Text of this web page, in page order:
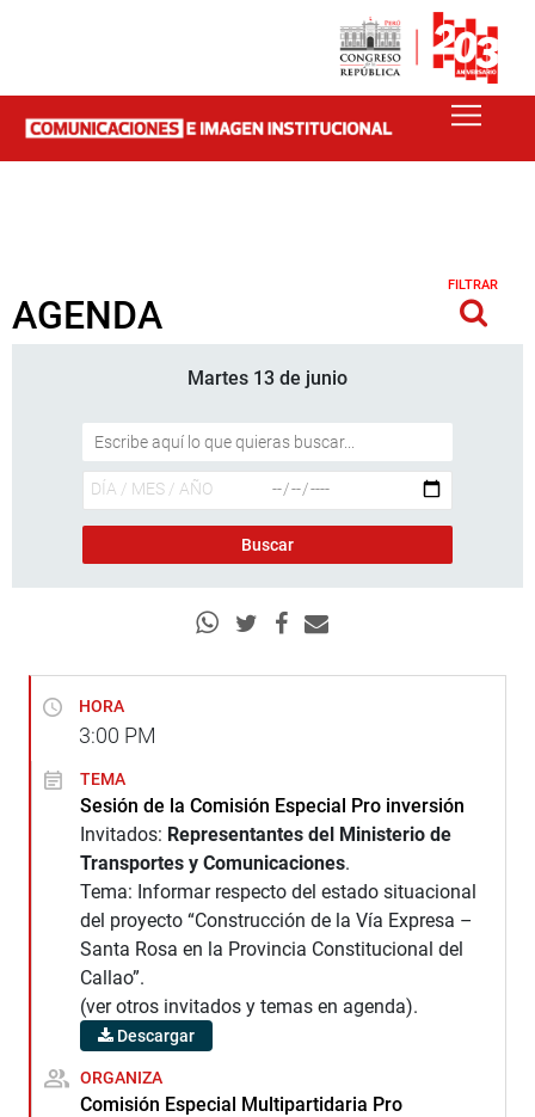
AGENDA
FILTRAR
Martes 13 de junio
HORA
3:00 PM
TEMA
Sesión de la Comisión Especial Pro inversión
Invitados: Representantes del Ministerio de
Transportes y Comunicaciones.
Tema: Informar respecto del estado situacional
del proyecto “Construcción de la Vía Expresa –
Santa Rosa en la Provincia Constitucional del
Callao”.
(ver otros invitados y temas en agenda).
Descargar
ORGANIZA
Comisión Especial Multipartidaria Pro